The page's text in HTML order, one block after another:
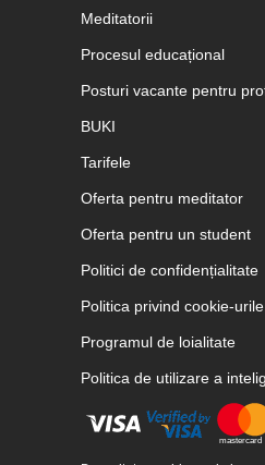
Meditatorii
Procesul educațional
Posturi vacante pentru
BUKI
Tarifele
Oferta pentru meditator
Oferta pentru un student
Politici de confidențialitate
Politica privind cookie-urile
Programul de loialitate
Politica de utilizare a